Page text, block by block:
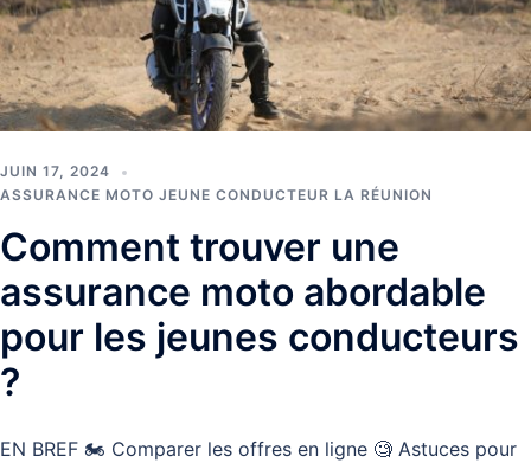
JUIN 17, 2024
ASSURANCE MOTO JEUNE CONDUCTEUR LA RÉUNION
Comment trouver une
assurance moto abordable
pour les jeunes conducteurs
?
EN BREF 🏍️ Comparer les offres en ligne 🧐 Astuces pour